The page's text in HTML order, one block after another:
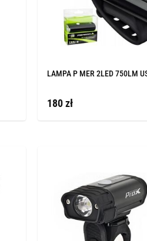
LAMPA P MER 2LED 750LM
180 zł